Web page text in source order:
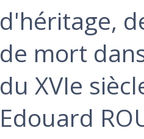
d'héritage,
de mort
du XVIe
Edouard